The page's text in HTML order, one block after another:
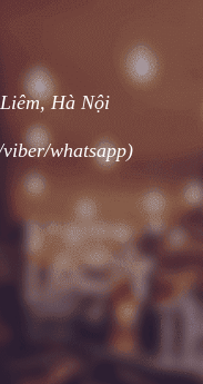
Hà Nội
whatsapp)